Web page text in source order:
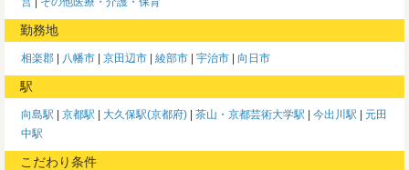
勤務地
相楽郡 八幡市 京田辺市 綾部市 宇治市 向日市
駅
向島駅 京都駅 大久保駅(京都府) 茶山・京都芸術大学駅 今出川駅
元田
中駅
こだわり条件